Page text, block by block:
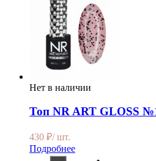
Нет в наличии
Топ NR ART GLOSS
430 ₽/ шт.
Подробнее